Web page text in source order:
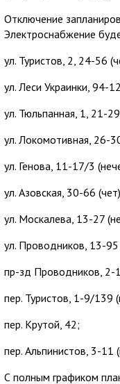
Отключение
Электроснабжение
ул. Туристов, 2, 24-56
ул. Леси Украинки, 94-
ул. Тюльпанная, 1, 21-
ул. Локомотивная, 26-
ул. Генова, 11-17/3
ул. Азовская, 30-66
ул. Москалева, 13-27
ул. Проводников, 13-
пр-зд Проводников, 2-
пер. Туристов, 1-9/139
пер. Крутой, 42;
пер. Альпинистов, 3-11
С полным графиком